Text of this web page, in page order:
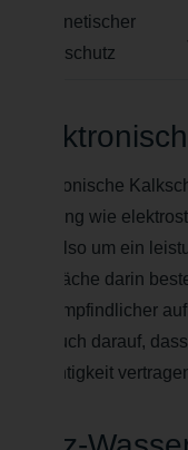
Magnetischer
Kalkschutz
Elektronische
Leistung wie
sich also um ein
Schwäche darin
und empfindlicher
Sie auch darauf,
Feuchtigkeit